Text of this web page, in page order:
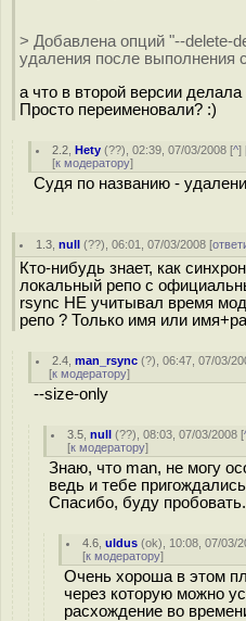
> Добавлена опций "--delete-
удаления после выполнения
а что в второй версии
Просто переименовали? :)
2.2 ,Hety (??), 02:39, 07/03/2008 [^]
[к модератору]
Судя по названию -
1.3 ,null (??), 06:01, 07/03/2008 [
Кто-нибудь знает, как
локальный репо с
rsync НЕ учитывал время
репо ? Только имя или
2.4 ,man_rsync (?), 06:47, 07/03/
[к модератору]
--size-only
3.5 ,null (??), 08:03, 07/03/2008 [
[к модератору]
Знаю, что man, не могу
ведь и тебе
Спасибо, буду пробовать.
4.6 ,uldus (ok), 10:08, 07/03/
[к модератору]
Очень хороша в этом
через которую можно
расхождение во